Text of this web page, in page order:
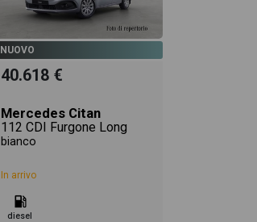
NUOVO
40.618 €
Mercedes Citan
112 CDI Furgone Long
bianco
In arrivo
diesel